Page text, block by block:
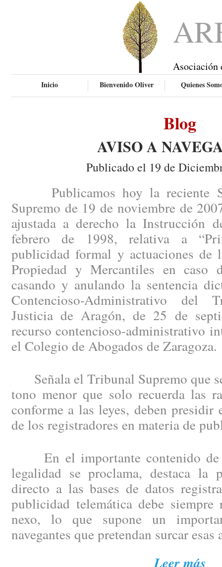
Asociación
Inicio Bienvenido Oliver Quienes
Blog
AVISO A
Publicado el 19 de
Publicamos hoy la reciente
Supremo de 19 de noviembre de
ajustada a derecho la Instrucción
febrero de 1998, relativa a
publicidad formal y actuaciones de
Propiedad y Mercantiles en caso
casando y anulando la sentencia
Contencioso-Administrativo del
Justicia de Aragón, de 25 de
recurso contencioso-administrativo
el Colegio de Abogados de Zaragoza.
Señala el Tribunal Supremo que
tono menor que solo recuerda las
conforme a las leyes, deben
de los registradores en materia de
En el importante contenido de
legalidad se proclama, destaca la
directo a las bases de datos
publicidad telemática debe
nexo, lo que supone un
navegantes que pretendan surcar esas
Leer más